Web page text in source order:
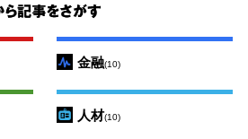
金融(10)
人材(10)